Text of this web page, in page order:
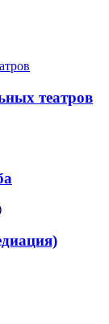
театров